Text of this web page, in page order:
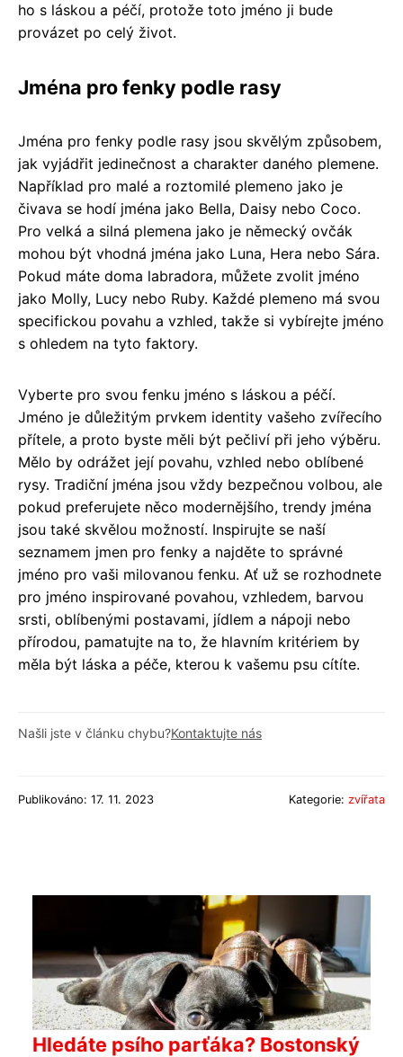
ho s láskou a péčí, protože toto jméno ji bude
provázet po celý život.
Jména pro fenky podle rasy
Jména pro fenky podle rasy jsou skvělým způsobem,
jak vyjádřit jedinečnost a charakter daného plemene.
Například pro malé a roztomilé plemeno jako je
čivava se hodí jména jako Bella, Daisy nebo Coco.
Pro velká a silná plemena jako je německý ovčák
mohou být vhodná jména jako Luna, Hera nebo Sára.
Pokud máte doma labradora, můžete zvolit jméno
jako Molly, Lucy nebo Ruby. Každé plemeno má svou
specifickou povahu a vzhled, takže si vybírejte jméno
s ohledem na tyto faktory.
Vyberte pro svou fenku jméno s láskou a péčí.
Jméno je důležitým prvkem identity vašeho zvířecího
přítele, a proto byste měli být pečliví při jeho výběru.
Mělo by odrážet její povahu, vzhled nebo oblíbené
rysy. Tradiční jména jsou vždy bezpečnou volbou, ale
pokud preferujete něco modernějšího, trendy jména
jsou také skvělou možností. Inspirujte se naší
seznamem jmen pro fenky a najděte to správné
jméno pro vaši milovanou fenku. Ať už se rozhodnete
pro jméno inspirované povahou, vzhledem, barvou
srsti, oblíbenými postavami, jídlem a nápoji nebo
přírodou, pamatujte na to, že hlavním kritériem by
měla být láska a péče, kterou k vašemu psu cítíte.
Našli jste v článku chybu?Kontaktujte nás
Publikováno: 17. 11. 2023 Kategorie: zvířata
Hledáte psího parťáka? Bostonský